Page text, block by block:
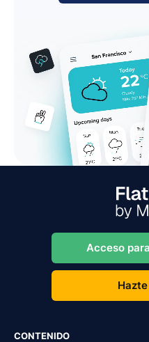
Acceso
CONTENIDO